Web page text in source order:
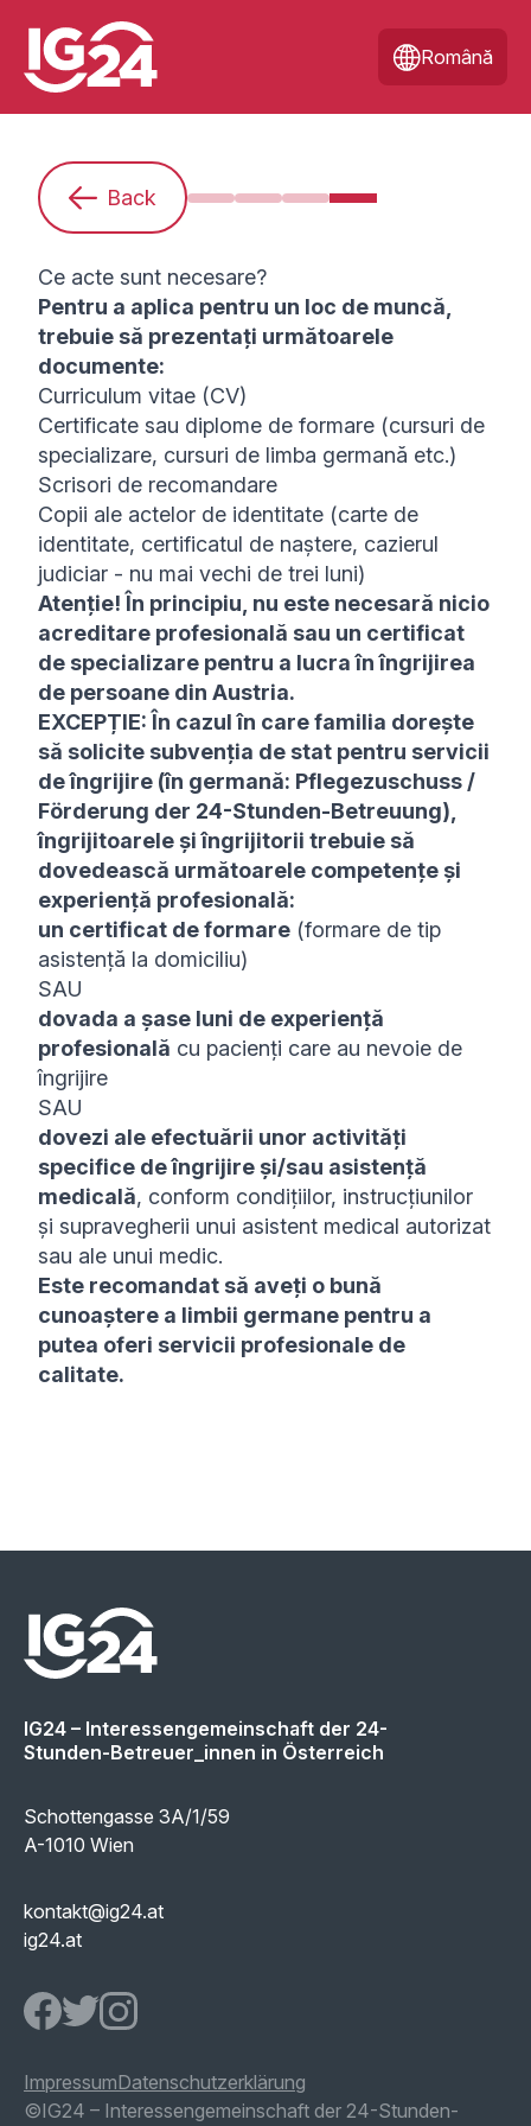
Română
Back Sunt începătoare/începător. Ce
Cum mă pregătesc pentru un
Caut un loc de muncă
Ce acte sunt
Ce acte sunt necesare?
Pentru a aplica pentru un loc de muncă,
trebuie să prezentați următoarele
documente:
Curriculum vitae (CV)
Certificate sau diplome de formare (cursuri de
specializare, cursuri de limba germană etc.)
Scrisori de recomandare
Copii ale actelor de identitate (carte de
identitate, certificatul de naștere, cazierul
judiciar - nu mai vechi de trei luni)
Atenție! În principiu, nu este necesară nicio
acreditare profesională sau un certificat
de specializare pentru a lucra în îngrijirea
de persoane din Austria.
EXCEPȚIE: În cazul în care familia dorește
să solicite subvenția de stat pentru servicii
de îngrijire (în germană: Pflegezuschuss /
Förderung der 24-Stunden-Betreuung),
îngrijitoarele și îngrijitorii trebuie să
dovedească următoarele competențe și
experiență profesională:
un certificat de formare (formare de tip
asistență la domiciliu)
SAU
dovada a șase luni de experiență
profesională cu pacienți care au nevoie de
îngrijire
SAU
dovezi ale efectuării unor activități
specifice de îngrijire și/sau asistență
medicală, conform condițiilor, instrucțiunilor
și supravegherii unui asistent medical autorizat
sau ale unui medic.
Este recomandat să aveți o bună
cunoaștere a limbii germane pentru a
putea oferi servicii profesionale de
calitate.
IG24 – Interessengemeinschaft der 24-
Stunden-Betreuer_innen in Österreich
Schottengasse 3A/1/59
A-1010 Wien
kontakt@ig24.at
ig24.at
IG24 Facebook page
IG24 Twitter page
IG24 Instagram page
ImpressumDatenschutzerklärung
©IG24 – Interessengemeinschaft der 24-Stunden-